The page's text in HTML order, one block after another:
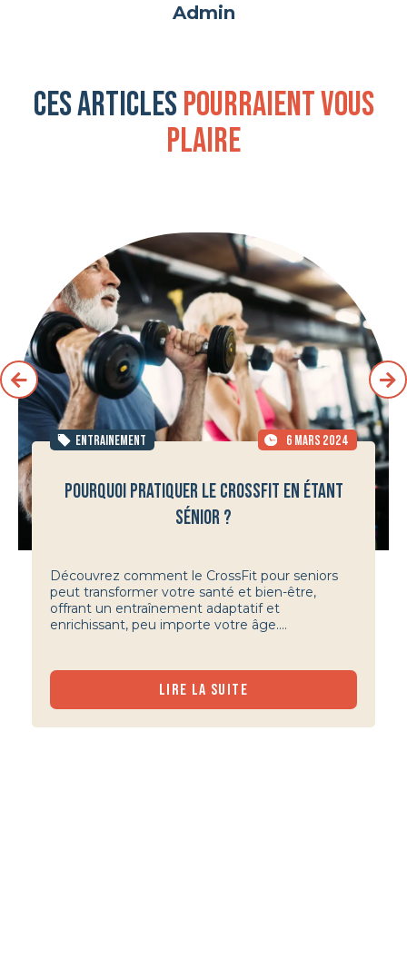
Admin
Ces articlespourraient vous
plaire
ENTRAINEMENT 6 MARS 2024
POURQUOI PRATIQUER LE CROSSFIT EN ÉTANT
SÉNIOR ?
Découvrez comment le CrossFit pour seniors
peut transformer votre santé et bien-être,
offrant un entraînement adaptatif et
enrichissant, peu importe votre âge....
LIRE LA SUITE